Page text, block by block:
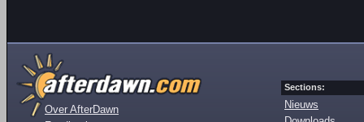
Over AfterDawn
Sections:
Nieuws